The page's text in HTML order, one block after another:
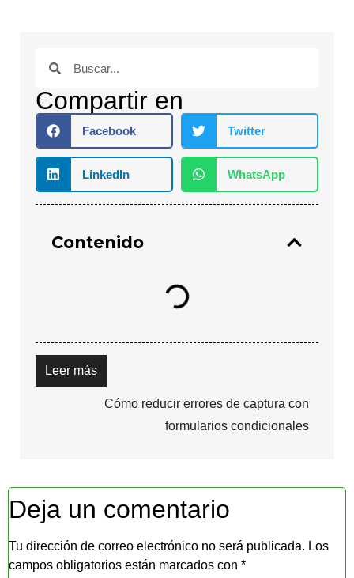
Compartir en
Facebook Twitter
LinkedIn WhatsApp
Contenido
Leer más
Cómo reducir errores de captura con
formularios condicionales
Deja un comentario
Tu dirección de correo electrónico no será publicada. Los
campos obligatorios están marcados con *